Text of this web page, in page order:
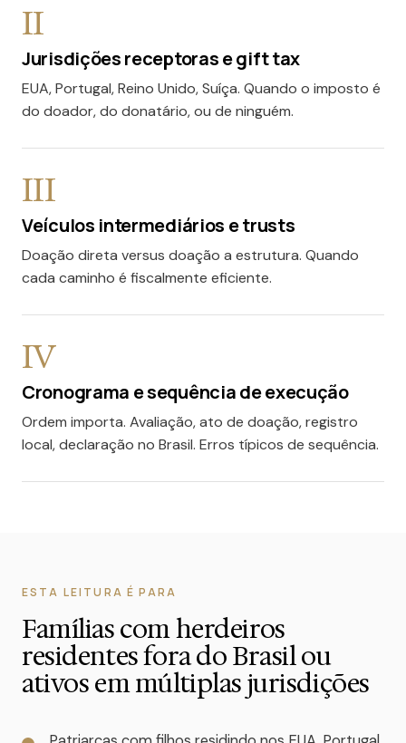
II
Jurisdições receptoras e gift tax
EUA, Portugal, Reino Unido, Suíça. Quando o imposto é
do doador, do donatário, ou de ninguém.
III
Veículos intermediários e trusts
Doação direta versus doação a estrutura. Quando
cada caminho é fiscalmente eficiente.
IV
Cronograma e sequência de execução
Ordem importa. Avaliação, ato de doação, registro
local, declaração no Brasil. Erros típicos de sequência.
ESTA LEITURA É PARA
Famílias com herdeiros
residentes fora do Brasil ou
ativos em múltiplas jurisdições